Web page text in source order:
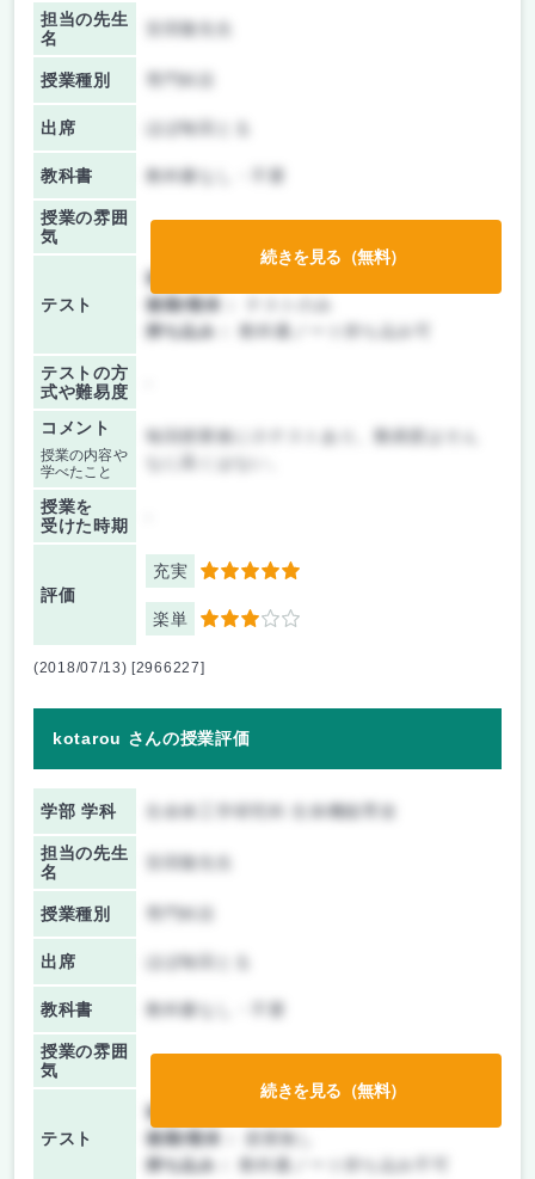
担当の先生
名
安田隆先生
授業種別
出席 ほぼ毎回とる
教科書 教科書なし・不要
授業の雰囲
気
テスト
前期/中間：
後期/期末：
持ち込み：
教科書ノート持ち込み可
テストの方
式や難易度
コメント
授業の内容や
学べたこと
毎回授業後に小テストあり。難易度はそん
授業を
受けた時期
評価
充実 5
楽単 3
続きを見る（無料）
(2018/07/13) [2966227]
kotarou さんの授業評価
学部 学科 生命体工学研究科 生体機能専攻
担当の先生
名
安田隆先生
授業種別
出席 ほぼ毎回とる
教科書 教科書なし・不要
授業の雰囲
気
テスト
前期/中間：
後期/期末：
授業無し
持ち込み：
教科書ノート持ち込み不可
続きを見る（無料）